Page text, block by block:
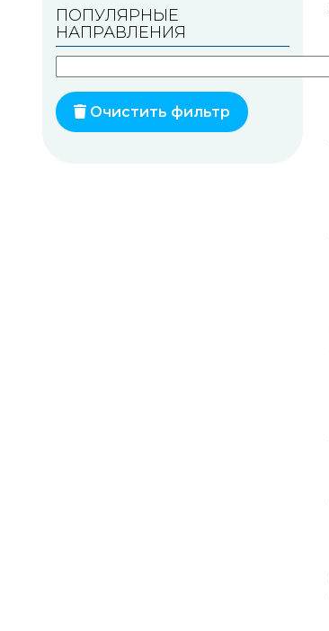
Памятники известным
людям
Монастыри
ПОПУЛЯРНЫЕ
НАПРАВЛЕНИЯ
Очистить фильтр